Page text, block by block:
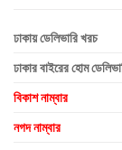
ঢাকায় ডেলিভারি খরচ
ঢাকার বাইরের হোম
বিকাশ নাম্বার
নগদ নাম্বার